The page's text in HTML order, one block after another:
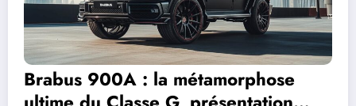
Brabus 900A : la métamorphose